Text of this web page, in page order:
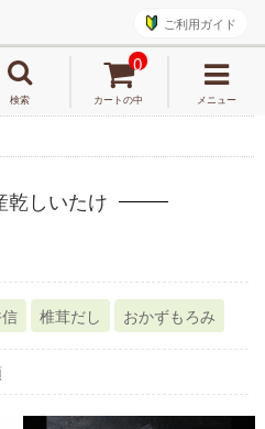
ご利用ガイド
検索 カートの中
0
メニュー
乾しいたけ
椎茸だし おかずもろみ